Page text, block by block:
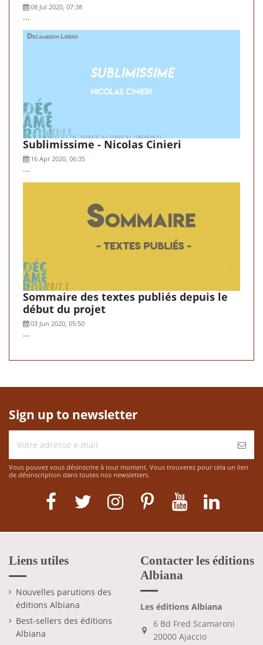
08 Jul 2020, 07:38
...
Sublimissime - Nicolas Cinieri
16 Apr 2020, 06:35
...
Sommaire des textes publiés depuis le
début du projet
03 Jun 2020, 05:50
...
Sign up to newsletter
Vous pouvez vous désinscrire à tout moment. Vous trouverez pour cela un lien
de désinscription dans toutes nos newsletters.
Liens utiles
Nouvelles parutions des
éditions Albiana
Best-sellers des éditions
Albiana
Contacter les éditions
Albiana
Les éditions Albiana
6 Bd Fred Scamaroni
20000 Ajaccio